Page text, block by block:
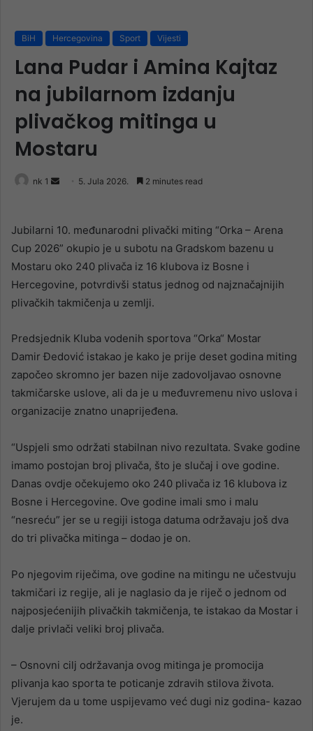
BiH Hercegovina Sport Vijesti
Lana Pudar i Amina Kajtaz
na jubilarnom izdanju
plivačkog mitinga u
Mostaru
nk 1
Send 5. Jula 2026. 2 minutes read
Jubilarni 10. međunarodni plivački miting “Orka – Arena
Cup 2026” okupio je u subotu na Gradskom bazenu u
Mostaru oko 240 plivača iz 16 klubova iz Bosne i
Hercegovine, potvrdivši status jednog od najznačajnijih
plivačkih takmičenja u zemlji.
Predsjednik Kluba vodenih sportova “Orka“ Mostar
Damir Đedović istakao je kako je prije deset godina miting
započeo skromno jer bazen nije zadovoljavao osnovne
takmičarske uslove, ali da je u međuvremenu nivo uslova i
organizacije znatno unaprijeđena.
“Uspjeli smo održati stabilnan nivo rezultata. Svake godine
imamo postojan broj plivača, što je slučaj i ove godine.
Danas ovdje očekujemo oko 240 plivača iz 16 klubova iz
Bosne i Hercegovine. Ove godine imali smo i malu
“nesreću” jer se u regiji istoga datuma održavaju još dva
do tri plivačka mitinga – dodao je on.
Po njegovim riječima, ove godine na mitingu ne učestvuju
takmičari iz regije, ali je naglasio da je riječ o jednom od
najposjećenijih plivačkih takmičenja, te istakao da Mostar i
dalje privlači veliki broj plivača.
– Osnovni cilj održavanja ovog mitinga je promocija
plivanja kao sporta te poticanje zdravih stilova života.
Vjerujem da u tome uspijevamo već dugi niz godina- kazao
je.